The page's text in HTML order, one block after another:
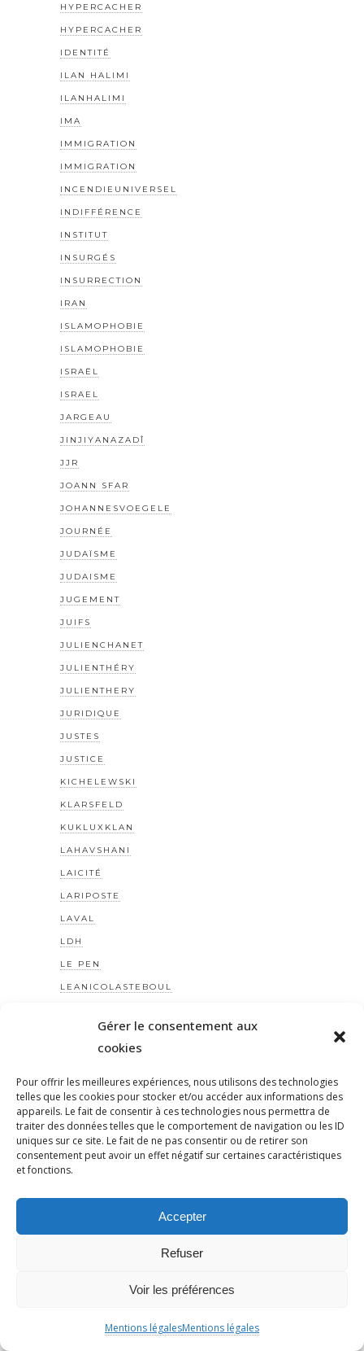
Gérer le consentement aux
cookies
Pour offrir les meilleures expériences, nous utilisons des technologies
telles que les cookies pour stocker et/ou accéder aux informations des
appareils. Le fait de consentir à ces technologies nous permettra de
traiter des données telles que le comportement de navigation ou les ID
uniques sur ce site. Le fait de ne pas consentir ou de retirer son
consentement peut avoir un effet négatif sur certaines caractéristiques
et fonctions.
Accepter
Refuser
Voir les préférences
Mentions légalesMentions légales
HYPERCACHER
HYPERCACHER
IDENTITÉ
ILAN HALIMI
ILANHALIMI
IMA
IMMIGRATION
IMMIGRATION
INCENDIEUNIVERSEL
INDIFFÉRENCE
INSTITUT
INSURGÉS
INSURRECTION
IRAN
ISLAMOPHOBIE
ISLAMOPHOBIE
ISRAËL
ISRAEL
JARGEAU
JINJIYANAZADÎ
JJR
JOANN SFAR
JOHANNESVOEGELE
JOURNÉE
JUDAÏSME
JUDAISME
JUGEMENT
JUIFS
JULIENCHANET
JULIENTHÉRY
JULIENTHERY
JURIDIQUE
JUSTES
JUSTICE
KICHELEWSKI
KLARSFELD
KUKLUXKLAN
LAHAVSHANI
LAICITÉ
LARIPOSTE
LAVAL
LDH
LE PEN
LEANICOLASTEBOUL
LÉGISLATIVES
LEPOINGLEVÉ
LEVINAS
LFI
LGBT
LOGEMENT
LOLA LAFON
LUTTE ANTIRACISTE
LUTTECONTRELESVIOLENCESFAITESAUXFEMMES
MACRON